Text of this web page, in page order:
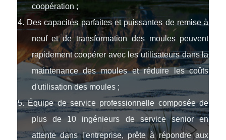
coopération ;
4. Des capacités parfaites et puissantes de remise à
neuf et de transformation des moules peuvent
rapidement coopérer avec les utilisateurs dans la
maintenance des moules et réduire les coûts
d'utilisation des moules ;
5. Équipe de service professionnelle composée de
plus de 10 ingénieurs de service senior en
attente dans l'entreprise, prête à répondre aux